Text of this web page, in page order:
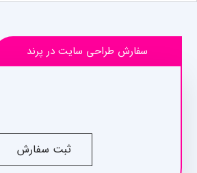
سفارش طراحی سایت در پرند
ثبت سفارش